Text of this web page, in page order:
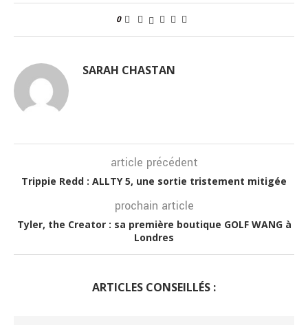
0
SARAH CHASTAN
article précédent
Trippie Redd : ALLTY 5, une sortie tristement mitigée
prochain article
Tyler, the Creator : sa première boutique GOLF WANG à
Londres
ARTICLES CONSEILLÉS :